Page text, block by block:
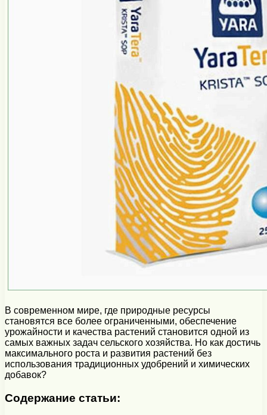
В современном мире, где природные ресурсы
становятся все более ограниченными, обеспечение
урожайности и качества растений становится одной из
самых важных задач сельского хозяйства. Но как достичь
максимального роста и развития растений без
использования традиционных удобрений и химических
добавок?
Содержание статьи: